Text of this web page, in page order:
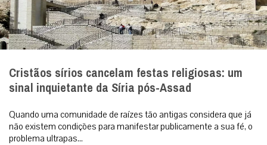
Cristãos sírios cancelam festas religiosas: um
sinal inquietante da Síria pós-Assad
Quando uma comunidade de raízes tão antigas considera que já
não existem condições para manifestar publicamente a sua fé, o
problema ultrapas...